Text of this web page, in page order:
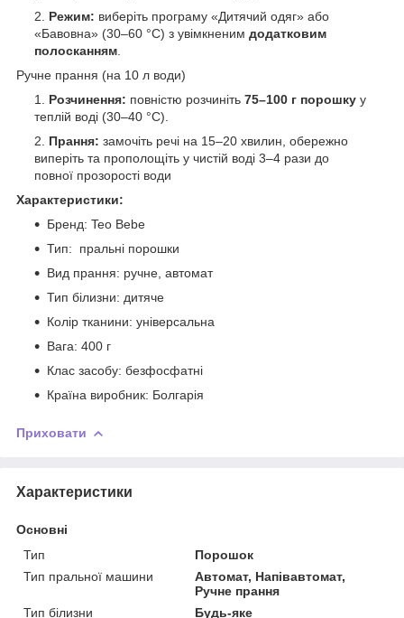
Режим: виберіть програму «Дитячий одяг» або
«Бавовна» (30–60 °C) з увімкненим додатковим
полосканням
Ручне прання (на 10 л води)
Розчинення: повністю розчиніть 75–100 г порошку у
теплій воді (30–40 °C).
Прання: замочіть речі на 15–20 хвилин, обережно
виперіть та прополощіть у чистій воді 3–4 рази до
повної прозорості води
Характеристики:
Бренд: Teo Bebe
Тип: пральні порошки
Вид прання: ручне, автомат
Тип білизни: дитяче
Колір тканини: універсальна
Вага: 400 г
Клас засобу: безфосфатні
Країна виробник: Болгарія
Приховати
Характеристики
Основні
Тип
Порошок
Тип пральної машини
Автомат, Напівавтомат,
Ручне прання
Тип білизни
Будь-яке